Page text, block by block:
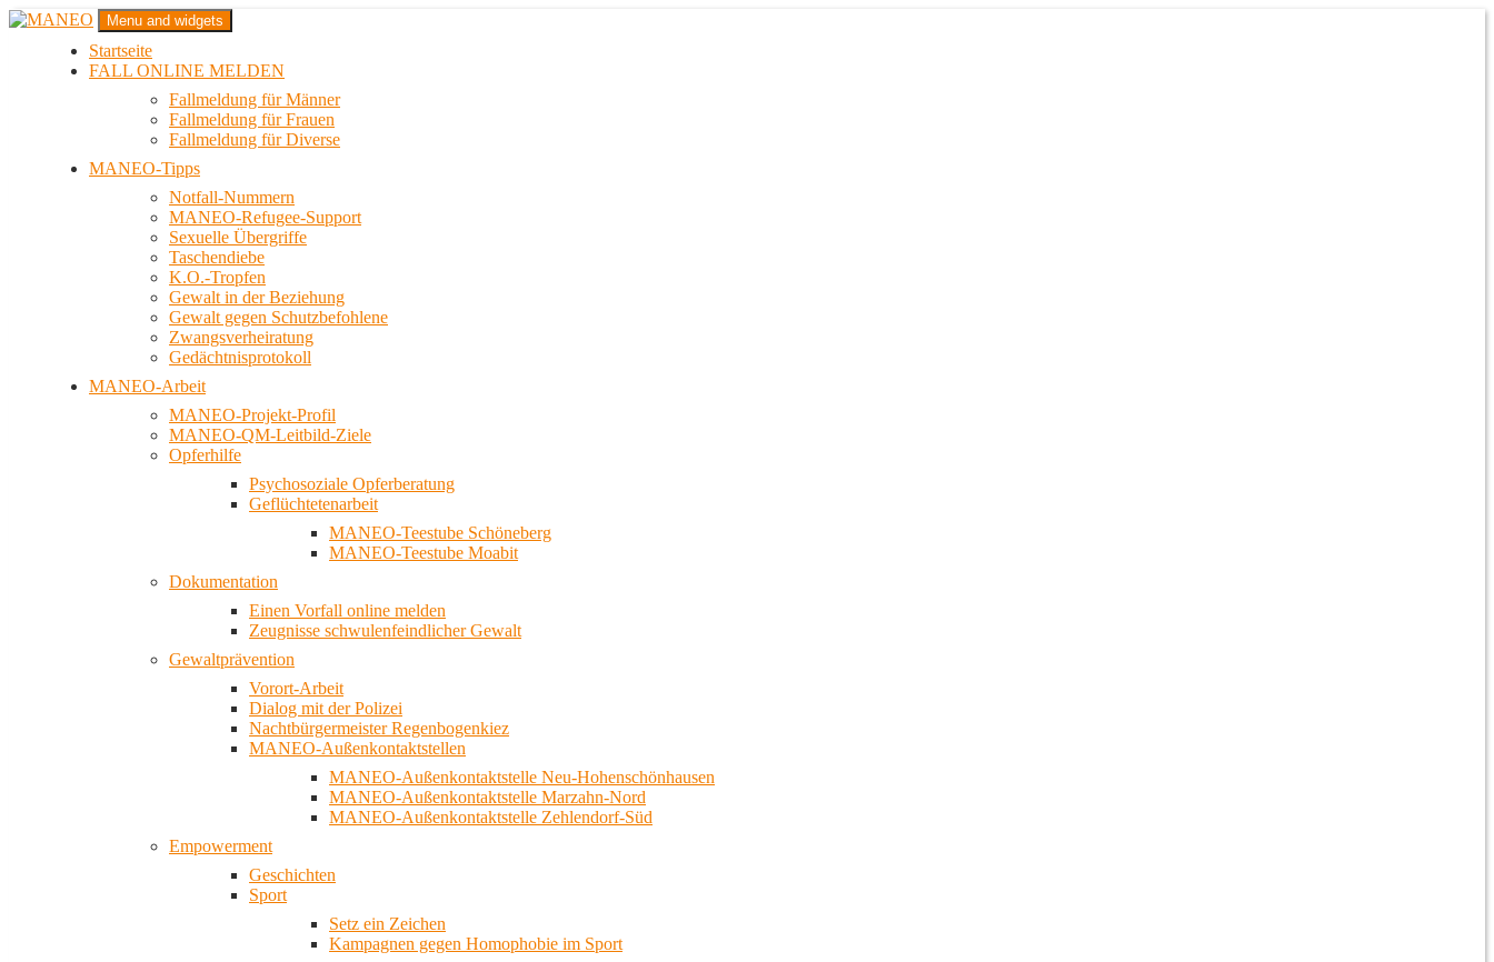
Zum
MANEO
Das schwule Anti-Gewalt-Projekt in Berlin
Menu and widgets
Startseite
FALL ONLINE MELDEN
Fallmeldung für Männer
Fallmeldung für Frauen
Fallmeldung für Diverse
MANEO-Tipps
Notfall-Nummern
MANEO-Refugee-Support
Sexuelle Übergriffe
Taschendiebe
K.O.-Tropfen
Gewalt in der Beziehung
Gewalt gegen Schutzbefohlene
Zwangsverheiratung
Gedächtnisprotokoll
MANEO-Arbeit
MANEO-Projekt-Profil
MANEO-QM-Leitbild-Ziele
Opferhilfe
Psychosoziale Opferberatung
Geflüchtetenarbeit
MANEO-Teestube Schöneberg
MANEO-Teestube Moabit
Dokumentation
Einen Vorfall online melden
Zeugnisse schwulenfeindlicher Gewalt
Gewaltprävention
Vorort-Arbeit
Dialog mit der Polizei
Nachtbürgermeister Regenbogenkiez
MANEO-Außenkontaktstellen
MANEO-Außenkontaktstelle Neu-Hohenschönhausen
MANEO-Außenkontaktstelle Marzahn-Nord
MANEO-Außenkontaktstelle Zehlendorf-Süd
Empowerment
Geschichten
Sport
Setz ein Zeichen
Kampagnen gegen Homophobie im Sport